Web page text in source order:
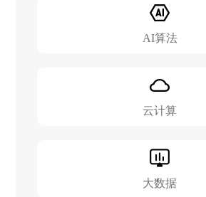
AI算法
云计算
大数据